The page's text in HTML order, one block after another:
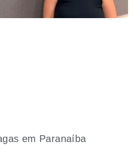
em Paranaíba